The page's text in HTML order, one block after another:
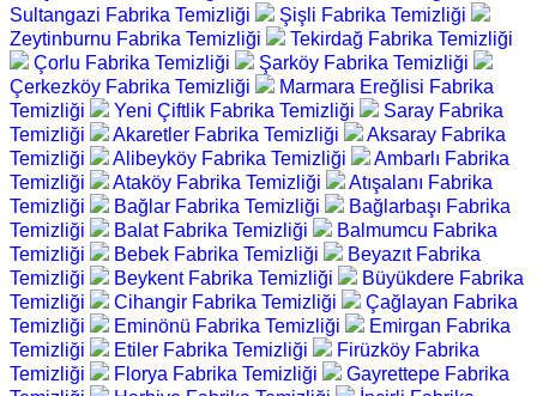
Sultangazi Fabrika Temizliği
Şişli Fabrika Temizliği
Zeytinburnu Fabrika Temizliği
Tekirdağ Fabrika Temizliği
Çorlu Fabrika Temizliği
Şarköy Fabrika Temizliği
Çerkezköy Fabrika Temizliği
Marmara Ereğlisi Fabrika
Temizliği
Yeni Çiftlik Fabrika Temizliği
Saray Fabrika
Temizliği
Akaretler Fabrika Temizliği
Aksaray Fabrika
Temizliği
Alibeyköy Fabrika Temizliği
Ambarlı Fabrika
Temizliği
Ataköy Fabrika Temizliği
Atışalanı Fabrika
Temizliği
Bağlar Fabrika Temizliği
Bağlarbaşı Fabrika
Temizliği
Balat Fabrika Temizliği
Balmumcu Fabrika
Temizliği
Bebek Fabrika Temizliği
Beyazıt Fabrika
Temizliği
Beykent Fabrika Temizliği
Büyükdere Fabrika
Temizliği
Cihangir Fabrika Temizliği
Çağlayan Fabrika
Temizliği
Eminönü Fabrika Temizliği
Emirgan Fabrika
Temizliği
Etiler Fabrika Temizliği
Firüzköy Fabrika
Temizliği
Florya Fabrika Temizliği
Gayrettepe Fabrika